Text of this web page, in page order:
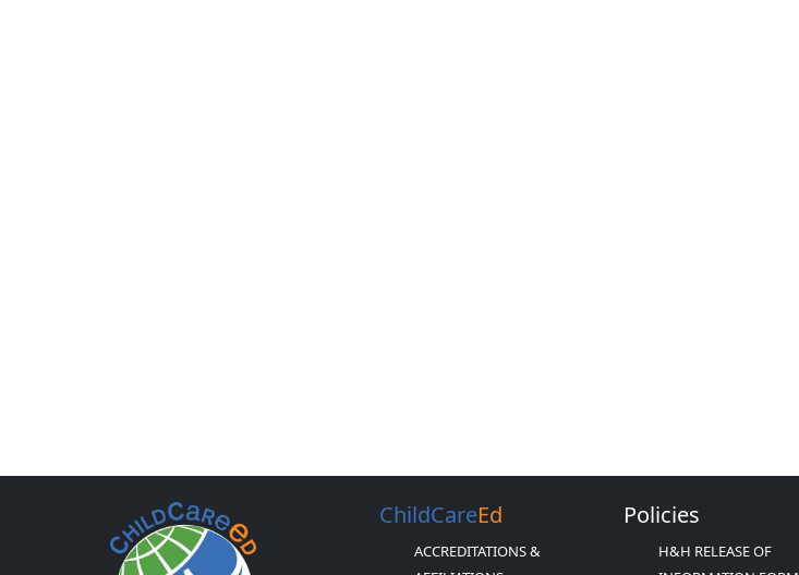
ChildCareEd
ACCREDITATIONS &
Policies
H&H RELEASE OF